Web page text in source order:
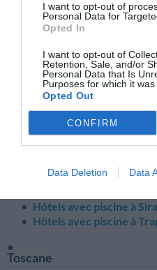
I want to opt-out of
Personal Data for
Opted In
I want to opt-out of
Retention, Sale, and/or
Personal Data that Is
Purposes for which it was
Opted Out
CONFIRM
Data Deletion Data
Hôtels avec piscine à
Tortolì
Arzachena
Hôtels avec piscine à
Taormina
Hôtels avec piscine à
Hôtels avec piscine à
Hôtels avec piscine à
Toscane